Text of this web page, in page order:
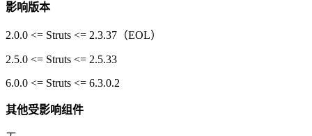
影响版本
2.0.0 <= Struts <= 2.3.37（EOL）
2.5.0 <= Struts <= 2.5.33
6.0.0 <= Struts <= 6.3.0.2
其他受影响组件